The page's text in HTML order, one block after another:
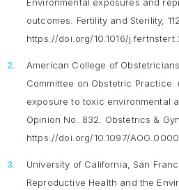
outcomes. Fertility and Sterility, 112
https://doi.org/10.1016/
American College of
Committee on Obstetric Practice.
exposure to toxic environmental
Opinion No. 832. Obstetrics &
https://doi.org/10.1097/
University of California, San
Reproductive Health and the